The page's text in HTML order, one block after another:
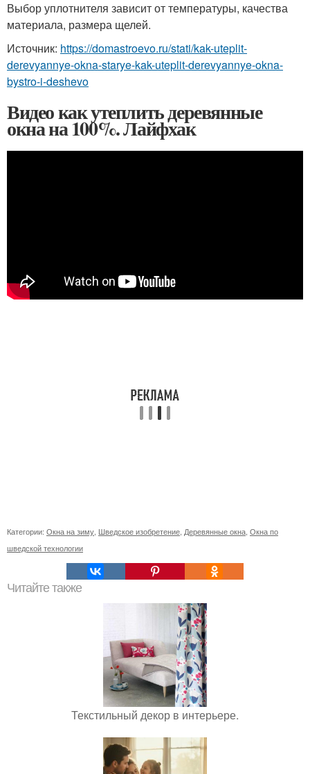
Выбор уплотнителя зависит от температуры, качества
материала, размера щелей.
Источник: https://domastroevo.ru/stati/kak-uteplit-
derevyannye-okna-starye-kak-uteplit-derevyannye-okna-
bystro-i-deshevo
Видео как утеплить деревянные
окна на 100%. Лайфхак
Категории: Окна на зиму Шведское изобретение Деревянные окна Окна по
шведской технологии
Читайте также
Текстильный декор в интерьере.